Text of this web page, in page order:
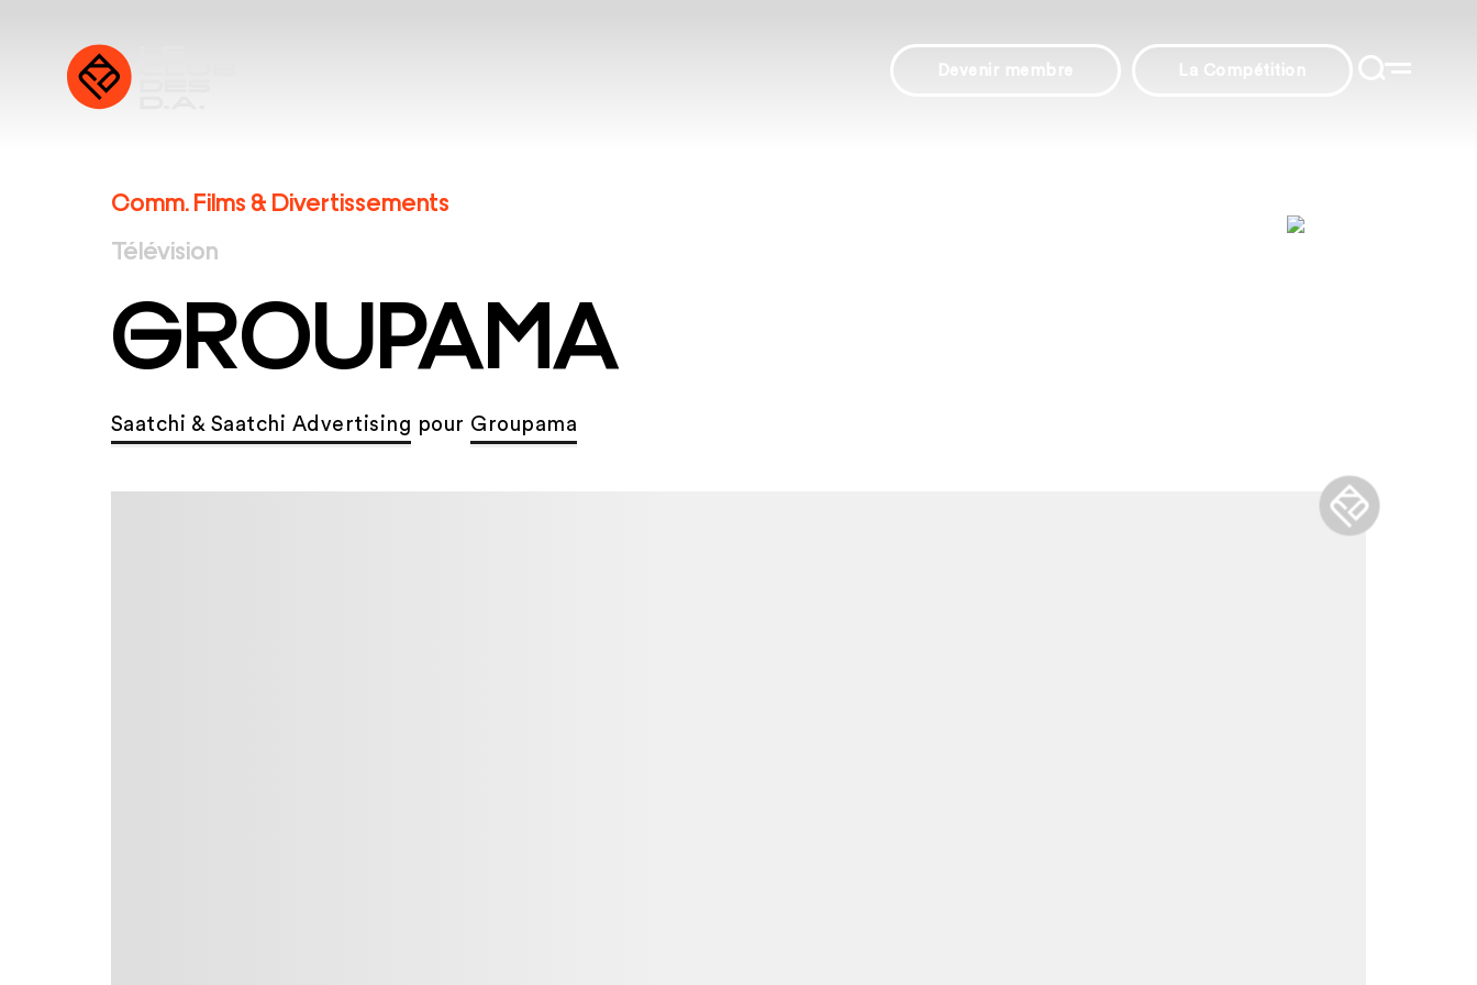
Devenir membre La Compétition
Comm. Films & Divertissements
Télévision
GROUPAMA
Saatchi & Saatchi Advertising pour Groupama